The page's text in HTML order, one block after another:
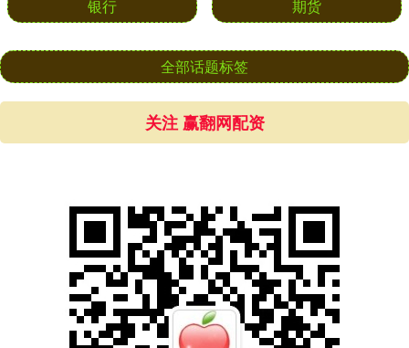
银行 期货
全部话题标签
关注 赢翻网配资